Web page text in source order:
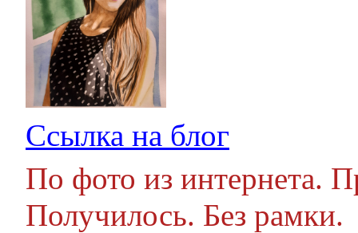
Ссылка на блог
По фото из интернета.
Получилось. Без рамки.